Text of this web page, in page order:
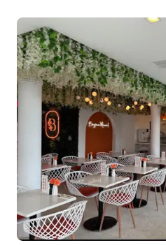
expression visionnaire de la
Nos lieux transporteurs
commencer par le restaurant sur
gastronomie et la vie nocturne
Beach. Le restaurant MILA et le l